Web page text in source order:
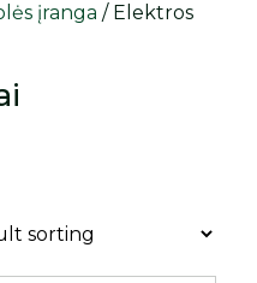
įranga / Elektros